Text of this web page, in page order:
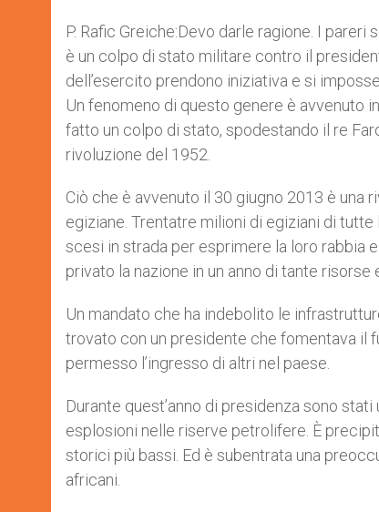
P. Rafic Greiche:Devo darle ragione. I
è un colpo di stato militare contro il
dell’esercito prendono iniziativa e si
Un fenomeno di questo genere è avvenuto
fatto un colpo di stato, spodestando il re
rivoluzione del 1952.
Ciò che è avvenuto il 30 giugno 2013 è
egiziane. Trentatre milioni di egiziani di
scesi in strada per esprimere la loro rabbia
privato la nazione in un anno di tante
Un mandato che ha indebolito le
trovato con un presidente che fomentava il
permesso l’ingresso di altri nel paese.
Durante quest’anno di presidenza sono
esplosioni nelle riserve petrolifere. È
storici più bassi. Ed è subentrata una
africani.